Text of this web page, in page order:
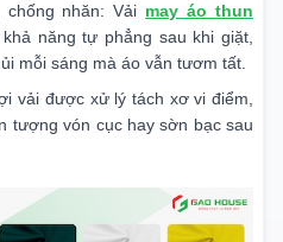
nhăn: Vải may áo thun
khả năng tự phẳng sau khi giặt,
mỗi sáng mà áo vẫn tươm tất.
vải được xử lý tách xơ vi điểm,
tượng vón cục hay sờn bạc sau